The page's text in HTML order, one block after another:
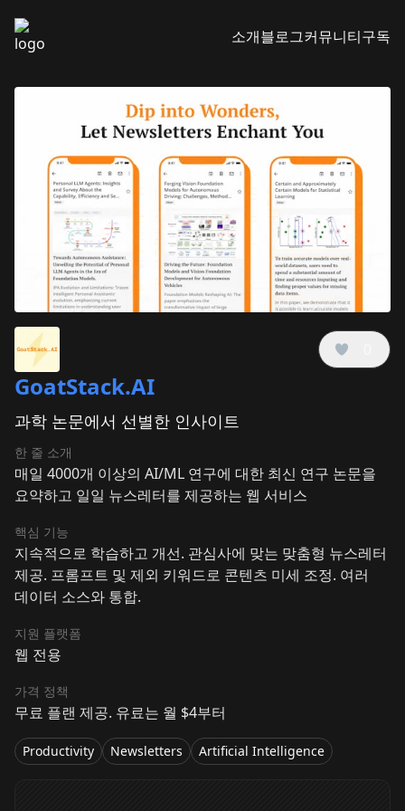
소개블로그커뮤니티구독
GoatStack.AI
과학 논문에서 선별한 인사이트
한 줄 소개
매일 4000개 이상의 AI/ML 연구에 대한 최신 연구 논문을
요약하고 일일 뉴스레터를 제공하는 웹 서비스
핵심 기능
지속적으로 학습하고 개선. 관심사에 맞는 맞춤형 뉴스레터
제공. 프롬프트 및 제외 키워드로 콘텐츠 미세 조정. 여러
데이터 소스와 통합.
지원 플랫폼
웹 전용
가격 정책
무료 플랜 제공. 유료는 월 $4부터
Productivity Newsletters Artificial Intelligence